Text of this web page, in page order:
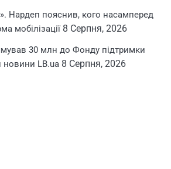
Нардеп пояснив, кого насамперед
мобілізації 8 Серпня, 2026
30 млн до Фонду підтримки
новини LB.ua 8 Серпня, 2026